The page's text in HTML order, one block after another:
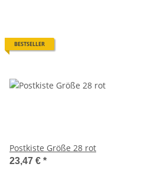
BESTSELLER
Postkiste Größe 28 rot
23,47 € *